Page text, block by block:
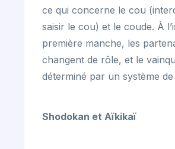
ce qui concerne le cou
saisir le cou) et le coude. À
première manche, les
changent de rôle, et le
déterminé par un système
Shodokan et Aïkikaï